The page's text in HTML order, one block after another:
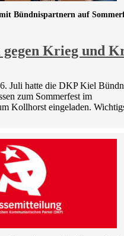
gegen Krieg und
Bündnispartnern auf
Juli hatte die DKP Kiel
zum Sommerfest im
Kollhorst eingeladen.